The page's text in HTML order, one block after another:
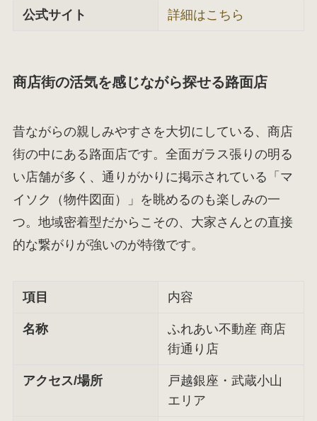
公式サイト 詳細はこちら
商店街の活気を感じながら探せる路面店
昔ながらの親しみやすさを大切にしている、商店
街の中にある路面店です。全面ガラス張りの明る
い店舗が多く、通りがかりに掲示されている「マ
イソク（物件図面）」を眺めるのも楽しみの一
つ。地域密着型だからこその、大家さんとの直接
的な繋がりが強いのが特徴です。
項目 内容
名称
ふれあい不動産 商店
街通り店
アクセス/場所
戸越銀座・武蔵小山
エリア